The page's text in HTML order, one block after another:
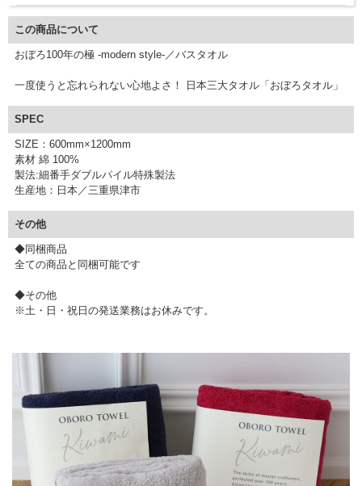
この商品について
おぼろ100年の極 -modern style-／バスタオル
一度使うと忘れられない心地よさ！ 日本三大タオル「おぼろタオル」
SPEC
SIZE：600mm×1200mm
素材 綿 100%
製法:細番手ダブルパイル特殊製法
生産地：日本／三重県津市
その他
◆同梱商品
全ての商品と同梱可能です
◆その他
※土・日・祝日の発送業務はお休みです。